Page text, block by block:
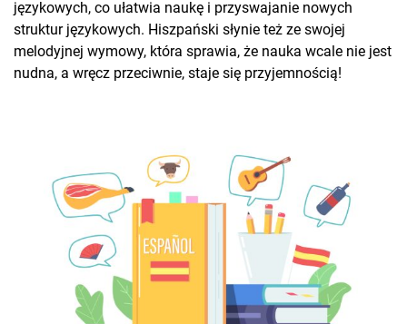
językowych, co ułatwia naukę i przyswajanie nowych
struktur językowych. Hiszpański słynie też ze swojej
melodyjnej wymowy, która sprawia, że nauka wcale nie jest
nudna, a wręcz przeciwnie, staje się przyjemnością!